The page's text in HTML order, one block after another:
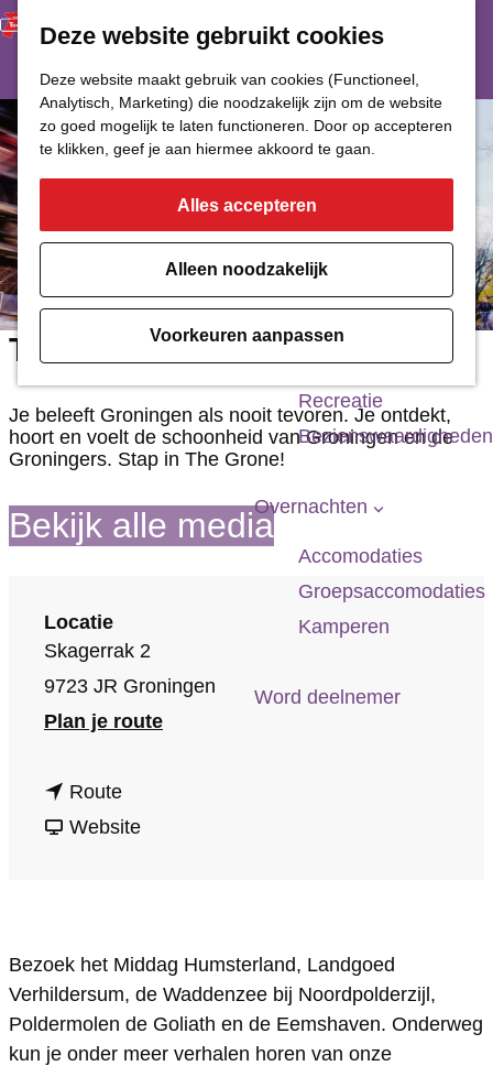
Deze website gebruikt cookies
Deze website maakt gebruik van cookies (Functioneel,
Analytisch, Marketing) die noodzakelijk zijn om de website
zo goed mogelijk te laten functioneren. Door op accepteren
te klikken, geef je aan hiermee akkoord te gaan.
Alles accepteren
Alleen noodzakelijk
Voorkeuren aanpassen
a
n
a
a
r
d
e
m
Restaurant
Eetcafé
Café of Bar
Nachtclub
Cultuur
Bioscoop & Theater
Uitgaan
Monumenten
Musea
Recreatie
Bezienswaardigheden
Overnachten
Accomodaties
Groepsaccomodaties
Kamperen
Word deelnemer
The Grone
Je beleeft Groningen als nooit tevoren. Je ontdekt,
hoort en voelt de schoonheid van Groningen en de
Groningers. Stap in The Grone!
Bekijk alle media
Locatie
Skagerrak 2
9723 JR Groningen
Plan je routen
G
r
o
Routen
a
h
e
G
Websitev
h
e
G
Bezoek het Middag Humsterland, Landgoed
Verhildersum, de Waddenzee bij Noordpolderzijl,
Poldermolen de Goliath en de Eemshaven. Onderweg
kun je onder meer verhalen horen van onze